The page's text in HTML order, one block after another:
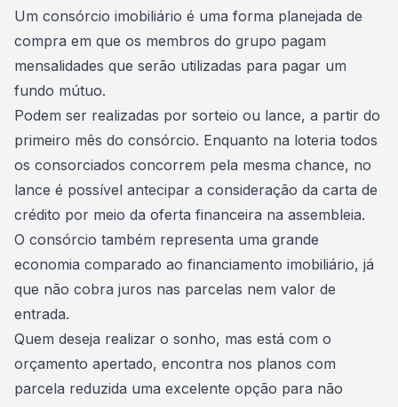
Um consórcio imobiliário é uma forma planejada de
compra em que os membros do grupo pagam
mensalidades que serão utilizadas para pagar um
fundo mútuo.
Podem ser realizadas por sorteio ou lance, a partir do
primeiro mês do consórcio. Enquanto na loteria todos
os consorciados concorrem pela mesma chance, no
lance é possível antecipar a consideração da carta de
crédito por meio da oferta financeira na assembleia.
O consórcio também representa uma grande
economia comparado ao financiamento imobiliário, já
que não cobra juros nas parcelas nem valor de
entrada.
Quem deseja realizar o sonho, mas está com o
orçamento apertado, encontra nos planos com
parcela reduzida uma excelente opção para não